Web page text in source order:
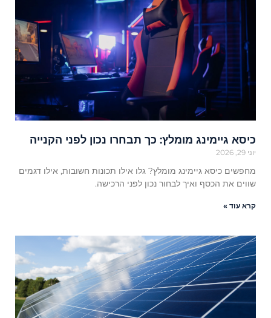
כיסא גיימינג מומלץ: כך תבחרו נכון לפני הקנייה
יוני 29, 2026
מחפשים כיסא גיימינג מומלץ? גלו אילו תכונות חשובות, אילו דגמים
שווים את הכסף ואיך לבחור נכון לפני הרכישה.
קרא עוד »